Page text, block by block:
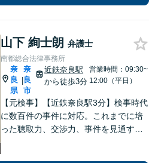
わる問題を総合的に解決へ導きます
山下 絢士朗 弁護士
南都総合法律事務所
奈
良
県
|
奈
良
市
近鉄奈良駅
から徒歩3分
営業時間：09:30~
12:00（平日）
【元検事】【近鉄奈良駅3分】検事時代
に数百件の事件に対応。これまでに培
った聴取力、交渉力、事件を見通す分